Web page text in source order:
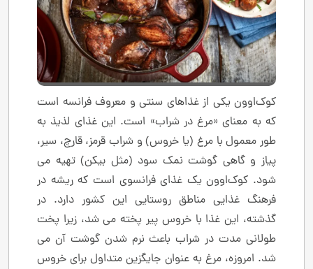
کوک‌او‌ون یکی از غذاهای سنتی و معروف فرانسه است
که به معنای «مرغ در شراب» است. این غذای لذیذ به
طور معمول با مرغ (یا خروس) و شراب قرمز، قارچ، سیر،
پیاز و گاهی گوشت نمک ‌سود (مثل بیکن) تهیه می‌
شود. کوک‌او‌ون یک غذای فرانسوی است که ریشه در
فرهنگ غذایی مناطق روستایی این کشور دارد. در
گذشته، این غذا با خروس پیر پخته می ‌شد، زیرا پخت
طولانی‌ مدت در شراب باعث نرم شدن گوشت آن می‌
شد. امروزه، مرغ به‌ عنوان جایگزین متداول برای خروس